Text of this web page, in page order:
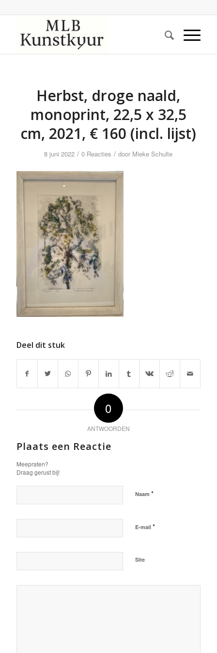
Herbst, droge naald,
monoprint, 22,5 x 32,5
cm, 2021, € 160 (incl. lijst)
8 juni 2022 / 0 Reacties / door Mieke Schulte
Deel dit stuk
0
ANTWOORDEN
Plaats een Reactie
Meepraten?
Draag gerust bij!
Naam *
E-mail *
Site